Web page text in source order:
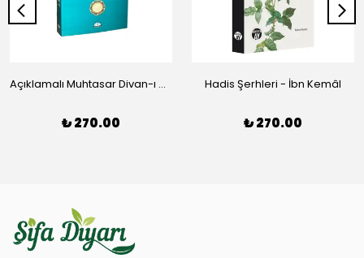
Açıklamalı Muhtasar Divan-ı Hikmet - Ahmed Yesevi
₺ 270.00
Hadis Şerhleri - İbn Kemâl
₺ 270.00